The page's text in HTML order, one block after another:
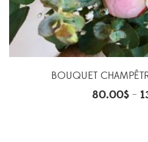
BOUQUET
80.00$–